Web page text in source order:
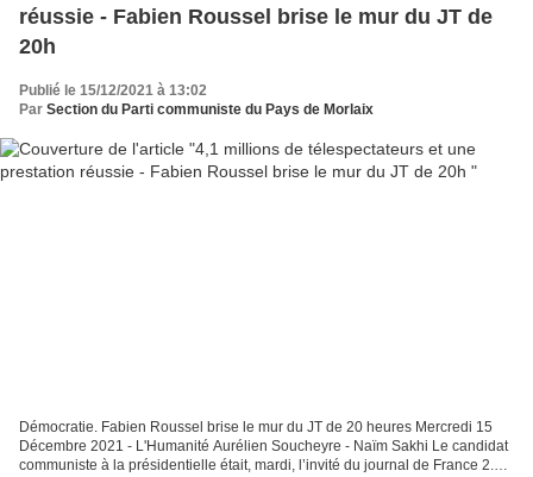
réussie - Fabien Roussel brise le mur du JT de
20h
Publié le 15/12/2021 à 13:02
Par Section du Parti communiste du Pays de Morlaix
Démocratie. Fabien Roussel brise le mur du JT de 20 heures Mercredi 15
Décembre 2021 - L'Humanité Aurélien Soucheyre - Naïm Sakhi Le candidat
communiste à la présidentielle était, mardi, l’invité du journal de France 2.